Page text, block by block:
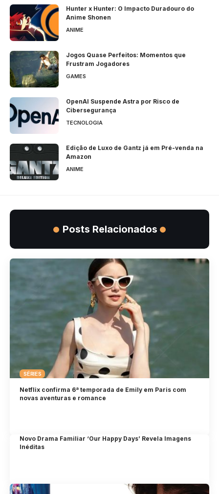
Hunter x Hunter: O Impacto Duradouro do
Anime Shonen
ANIME
Jogos Quase Perfeitos: Momentos que
Frustram Jogadores
GAMES
OpenAI Suspende Astra por Risco de
Cibersegurança
TECNOLOGIA
Edição de Luxo de Gantz já em Pré-venda na
Amazon
ANIME
Posts Relacionados
SÉRIES
Netflix confirma 6ª temporada de Emily em Paris com
novas aventuras e romance
Novo Drama Familiar ‘Our Happy Days’ Revela Imagens
Inéditas